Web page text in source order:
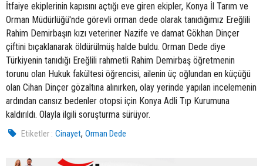
İtfaiye ekiplerinin kapısını açtığı eve giren ekipler, Konya İl Tarım ve
Orman Müdürlüğü'nde görevli orman dede olarak tanıdığımız Ereğlili
Rahim Demirbaşın kızı veteriner Nazife ve damat Gökhan Dinçer
çiftini bıçaklanarak öldürülmüş halde buldu. Orman Dede diye
Türkiyenin tanıdığı Ereğlili rahmetli Rahim Demirbaş öğretmenin
torunu olan Hukuk fakültesi öğrencisi, ailenin üç oğlundan en küçüğü
olan Cihan Dinçer gözaltına alınırken, olay yerinde yapılan incelemenin
ardından cansız bedenler otopsi için Konya Adli Tıp Kurumuna
kaldırıldı. Olayla ilgili soruşturma sürüyor.
Etiketler : Cinayet,Orman Dede